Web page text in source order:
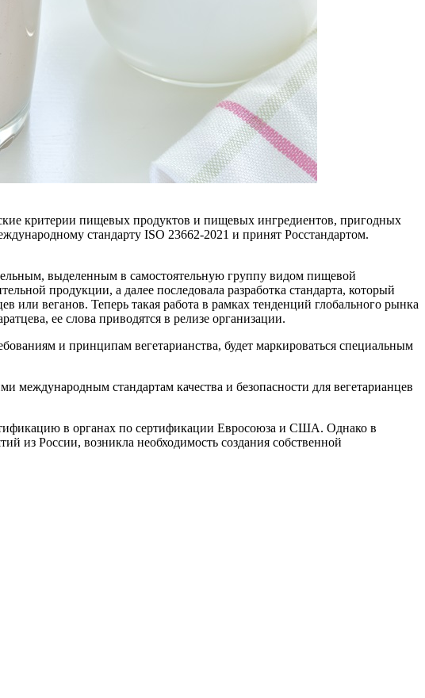
критерии пищевых продуктов и пищевых ингредиентов, пригодных
стандарту ISO 23662-2021 и принят Росстандартом.
выделенным в самостоятельную группу видом пищевой
продукции, а далее последовала разработка стандарта, который
или веганов. Теперь такая работа в рамках тенденций глобального рынка
ее слова приводятся в релизе организации.
и принципам вегетарианства, будет маркироваться специальным
стандартам качества и безопасности для вегетарианцев
в органах по сертификации Евросоюза и США. Однако в
из России, возникла необходимость создания собственной